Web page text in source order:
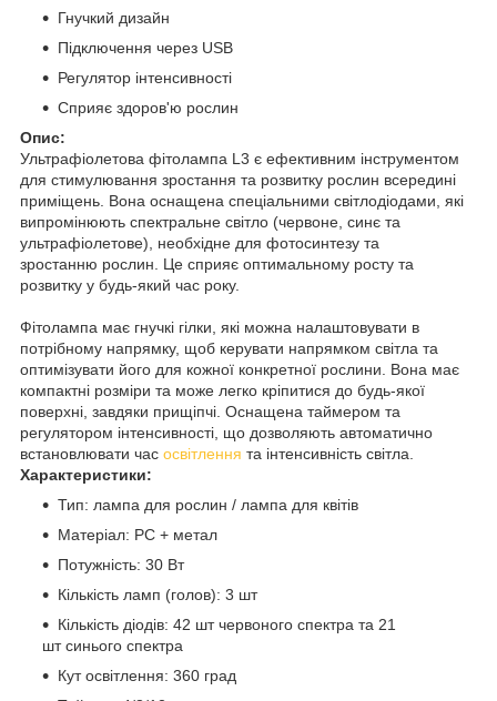
Гнучкий дизайн
Підключення через USB
Регулятор інтенсивності
Сприяє здоров'ю рослин
Опис:
Ультрафіолетова фітолампа L3 є ефективним інструментом
для стимулювання зростання та розвитку рослин всередині
приміщень. Вона оснащена спеціальними світлодіодами, які
випромінюють спектральне світло (червоне, синє та
ультрафіолетове), необхідне для фотосинтезу та
зростанню рослин. Це сприяє оптимальному росту та
розвитку у будь-який час року.
Фітолампа має гнучкі гілки, які можна налаштовувати в
потрібному напрямку, щоб керувати напрямком світла та
оптимізувати його для кожної конкретної рослини. Вона має
компактні розміри та може легко кріпитися до будь-якої
поверхні, завдяки прищіпчі. Оснащена таймером та
регулятором інтенсивності, що дозволяють автоматично
встановлювати час освітлення та інтенсивність світла.
Характеристики:
Тип: лампа для рослин / лампа для квітів
Матеріал: PC + метал
Потужність: 30 Вт
Кількість ламп (голов): 3 шт
Кількість діодів: 42 шт червоного спектра та 21
шт синього спектра
Кут освітлення: 360 град